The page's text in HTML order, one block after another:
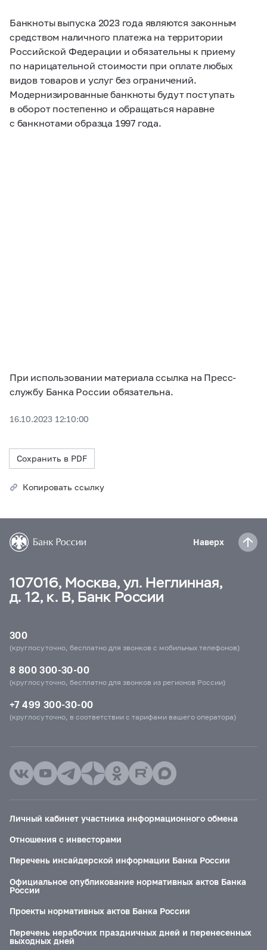
Банкноты выпуска 2023 года являются законным
средством наличного платежа на территории
Российской Федерации и обязательны к приему
по нарицательной стоимости при оплате любых
видов товаров и услуг без ограничений.
Модернизированные банкноты будут поступать
в оборот постепенно и обращаться наравне
с банкнотами образца 1997 года.
При использовании материала ссылка на Пресс-
службу Банка России обязательна.
16.10.2023 12:10:00
Сохранить в PDF
Копировать ссылку
Наверх
107016, Москва, ул. Неглинная,
д. 12, к. В, Банк России
300
(круглосуточно, бесплатно для звонков с мобильных телефонов)
8 800 300-30-00
(круглосуточно, бесплатно для звонков из регионов России)
+7 499 300-30-00
(круглосуточно, в соответствии с тарифами вашего оператора)
Личный кабинет участника информационного обмена
Отношения с инвесторами
Перечень инсайдерской информации Банка России
Официальное опубликование нормативных актов Банка
России
Проекты нормативных актов Банка России
Перечень нерабочих праздничных дней и перенесенных
выходных дней